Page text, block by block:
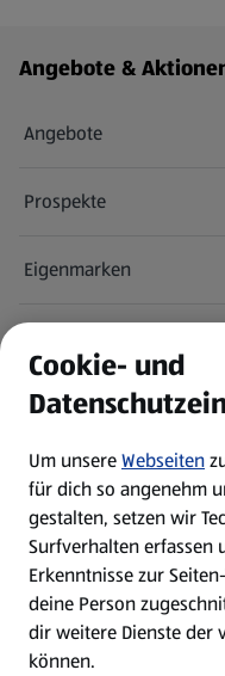
Fußzeilenmenü - weitere
Angebote &
Angebote
Prospekte
Eigenmarken
Newsletter
WhatsApp
Über ALDI SÜD
Filialen
Cookie- und
Um unsereWebseiten
für dich so angenehm
gestalten, setzen wir
Surfverhalten erfassen
Erkenntnisse zur
deine Person
dir weitere Dienste der
können.